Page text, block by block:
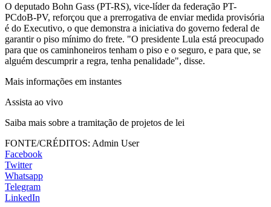
O deputado Bohn Gass (PT-RS), vice-líder da federação PT-
PCdoB-PV, reforçou que a prerrogativa de enviar medida provisória
é do Executivo, o que demonstra a iniciativa do governo federal de
garantir o piso mínimo do frete. "O presidente Lula está preocupado
para que os caminhoneiros tenham o piso e o seguro, e para que, se
alguém descumprir a regra, tenha penalidade", disse.
Mais informações em instantes
Assista ao vivo
Saiba mais sobre a tramitação de projetos de lei
FONTE/CRÉDITOS: Admin User
Facebook
Twitter
Whatsapp
Telegram
LinkedIn